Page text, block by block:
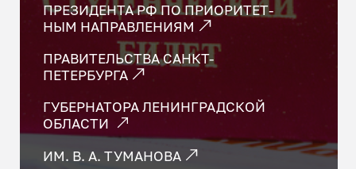
ПРЕЗИДЕНТА РФ ПО ПРИ­ОРИ­ТЕТ­
НЫМ НА­ПРАВ­ЛЕ­НИ­ЯМ
ПРА­ВИ­ТЕЛЬ­СТВА САНКТ-
ПЕТЕРБУРГА
ГУБЕРНАТОРА ЛЕНИНГРАДСКОЙ
ОБЛАСТИ
ИМ. В. А. ТУМАНОВА